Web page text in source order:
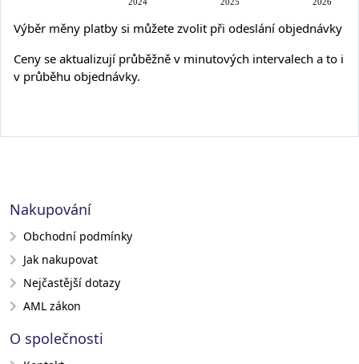
Výběr měny platby si můžete zvolit při odeslání objednávky
Ceny se aktualizují průběžně v minutových intervalech a to i
v průběhu objednávky.
Nakupování
Obchodní podmínky
Jak nakupovat
Nejčastější dotazy
AML zákon
O společnosti